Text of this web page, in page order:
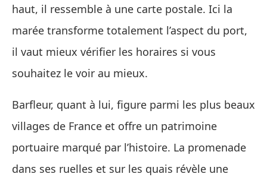
haut, il ressemble à une carte postale. Ici la
marée transforme totalement l’aspect du port,
il vaut mieux vérifier les horaires si vous
souhaitez le voir au mieux.
Barfleur, quant à lui, figure parmi les plus beaux
villages de France et offre un patrimoine
portuaire marqué par l’histoire. La promenade
dans ses ruelles et sur les quais révèle une